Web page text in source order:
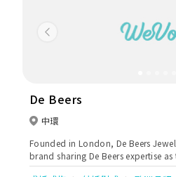
Previous
De Beers
中環
Founded in London, De Beers
brand sharing De Beers expertise
guide individuals on their personal